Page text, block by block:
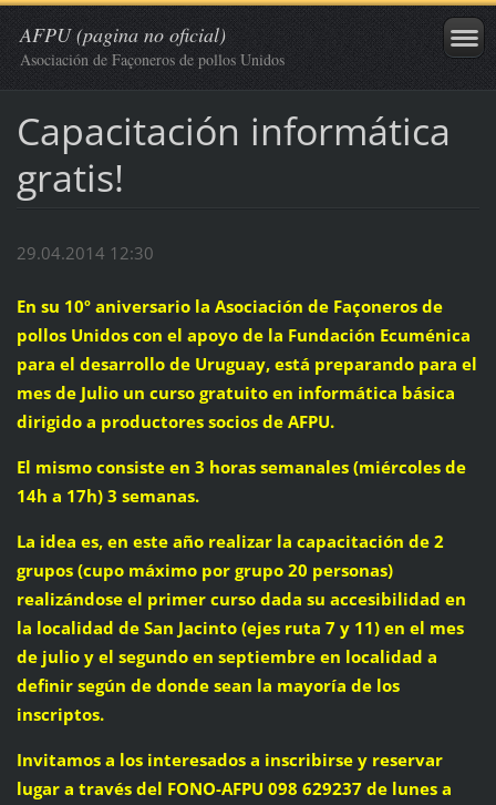
AFPU (pagina no oficial)
Asociación de Façoneros de pollos Unidos
Capacitación informática
gratis!
29.04.2014 12:30
En su 10º aniversario la Asociación de Façoneros de
pollos Unidos con el apoyo de la Fundación Ecuménica
para el desarrollo de Uruguay, está preparando para el
mes de Julio un curso gratuito en informática básica
dirigido a productores socios de AFPU.
El mismo consiste en 3 horas semanales (miércoles de
14h a 17h) 3 semanas.
La idea es, en este año realizar la capacitación de 2
grupos (cupo máximo por grupo 20 personas)
realizándose el primer curso dada su accesibilidad en
la localidad de San Jacinto (ejes ruta 7 y 11) en el mes
de julio y el segundo en septiembre en localidad a
definir según de donde sean la mayoría de los
inscriptos.
Invitamos a los interesados a inscribirse y reservar
lugar a través del FONO-AFPU 098 629237 de lunes a